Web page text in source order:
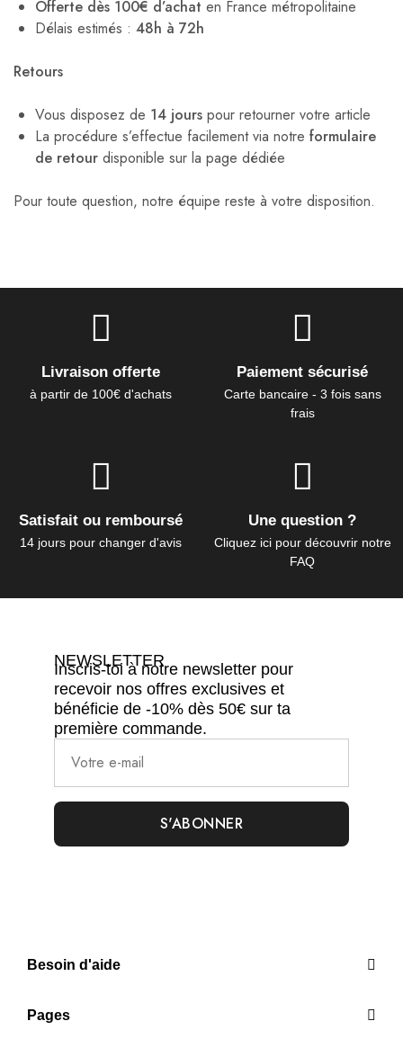
Offerte dès 100€ d’achat en France métropolitaine
Délais estimés : 48h à 72h
Retours
Vous disposez de 14 jours pour retourner votre article
La procédure s’effectue facilement via notre formulaire
de retour disponible sur la page dédiée
Pour toute question, notre équipe reste à votre disposition.
Livraison offerte
à partir de 100€ d'achats
Paiement sécurisé
Carte bancaire - 3 fois sans
frais
Satisfait ou remboursé
14 jours pour changer d'avis
Une question ?
Cliquez ici pour découvrir notre
FAQ
NEWSLETTER
Inscris-toi à notre newsletter pour
recevoir nos offres exclusives et
bénéficie de -10% dès 50€ sur ta
première commande.
Besoin d'aide
Pages